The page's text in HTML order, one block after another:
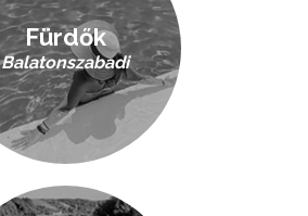
Fürdők
Balatonszabadi